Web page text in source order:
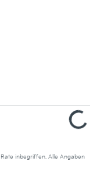
inbegriffen. Alle Angaben